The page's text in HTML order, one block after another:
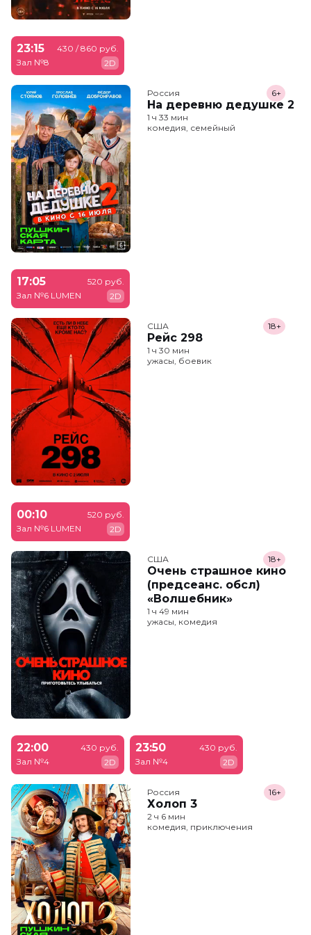
23:15
Зал №8
430 / 860 руб.
2D
Россия
На деревню дедушке 2
6+
1 ч 33 мин
комедия, семейный
17:05
Зал №6 LUMEN
520 руб.
2D
США
Рейс 298
18+
1 ч 30 мин
ужасы, боевик
00:10
Зал №6 LUMEN
520 руб.
2D
США
Очень страшное кино
(предсеанс. обсл)
«Волшебник»
18+
1 ч 49 мин
ужасы, комедия
22:00
Зал №4
430 руб.
2D
23:50
Зал №4
430 руб.
2D
Россия
Холоп 3
16+
2 ч 6 мин
комедия, приключения